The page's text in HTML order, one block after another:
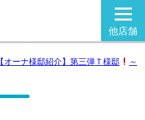
他店舗
【オーナ様邸紹介】第三弾Ｔ様邸
～